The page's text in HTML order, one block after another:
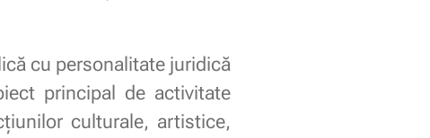
cu personalitate juridică
principal de activitate
culturale, artistice,